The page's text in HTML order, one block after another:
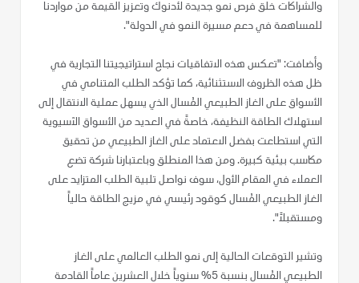
والشراكات خلق فرص نمو جديدة لأدنوك وتعزيز القيمة من مواردنا
للمساهمة في دعم مسيرة النمو في الدولة".
وأضافت: "تعكس هذه الاتفاقيات نجاح استراتيجيتنا التجارية في
ظل هذه الظروف الاستثنائية، كما تؤكد الطلب المتنامي في
الأسواق على الغاز الطبيعي المُسال الذي يسهل عملية الانتقال إلى
استهلاك الطاقة النظيفة، خاصةً في العديد من الأسواق الآسيوية
التي استطاعت بفضل الاعتماد على الغاز الطبيعي من تحقيق
مكاسب بيئية كبيرة. ومن هذا المنطلق وباعتبارنا شركة تضع
العملاء في المقام الأول، سوف نواصل تلبية الطلب المتزايد على
الغاز الطبيعي المُسال كوقود رئيسي في مزيج الطاقة حالياً
ومستقبلاً".
وتشير التوقعات الحالية إلى نمو الطلب العالمي على الغاز
الطبيعي المُسال بنسبة 5% سنوياً خلال العشرين عاماً القادمة